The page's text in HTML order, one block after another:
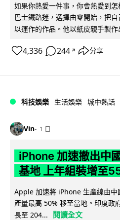
如果你熱愛一件事，你會熱愛到
巴士鐵路迷，選擇由零開始，把
以運作的作品。他以紙皮親手製作
4,336 244 ↗ 分享
科技娛樂 生活娛樂 城中熱話
Vin 1 日
iPhone 加速撤出中
基地 上年組裝增至
Apple 加速將 iPhone 生產線由中
產量最高 50% 移至當地。印度政
長至 204...
閱讀全文